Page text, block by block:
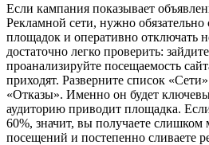
Если кампания показывает
Рекламной сети, нужно
площадок и оперативно отключать
достаточно легко проверить:
проанализируйте посещаемость
приходят. Разверните список
«Отказы». Именно он будет
аудиторию приводит площадка.
60%, значит, вы получаете слишком
посещений и постепенно сливаете